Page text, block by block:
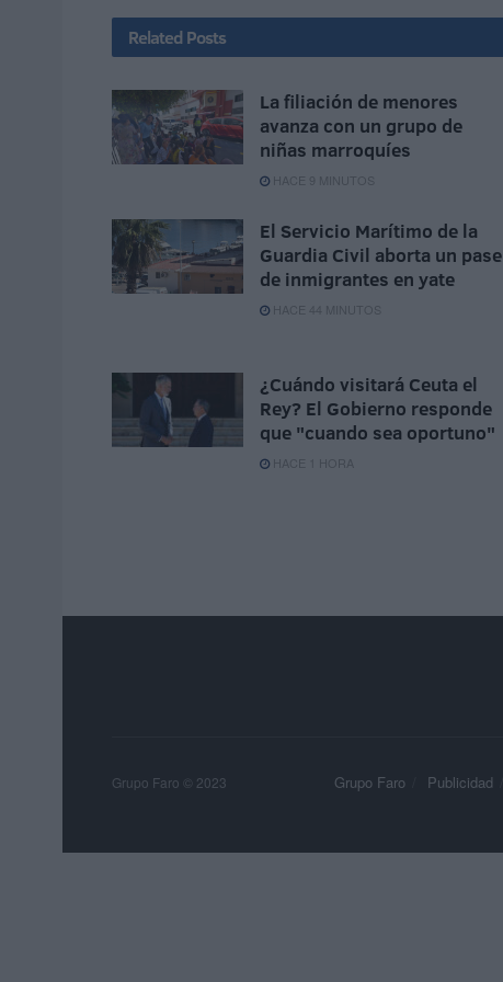
Related Posts
La filiación de menores
avanza con un grupo de
niñas marroquíes
HACE 9 MINUTOS
El Servicio Marítimo de la
Guardia Civil aborta un pase
de inmigrantes en yate
HACE 44 MINUTOS
¿Cuándo visitará Ceuta el
Rey? El Gobierno responde
que "cuando sea oportuno"
HACE 1 HORA
Grupo Faro Publicidad
Grupo Faro © 2023